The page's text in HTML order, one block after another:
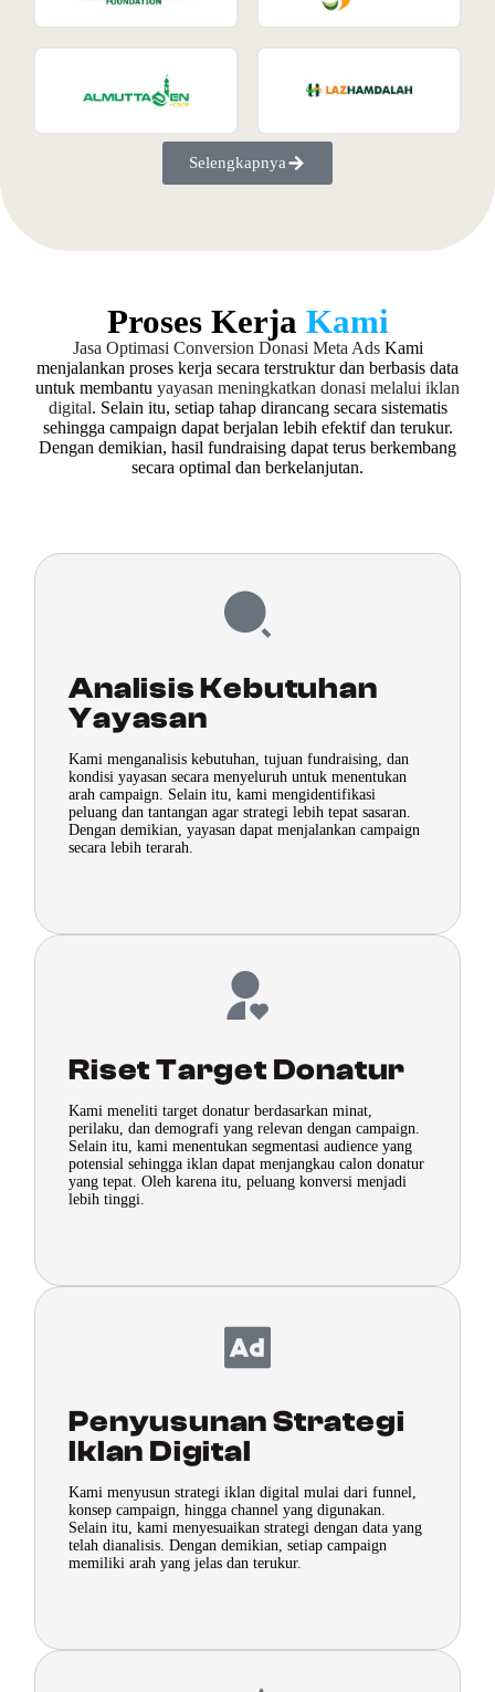
Selengkapnya
Proses Kerja Kami
Jasa Optimasi Conversion Donasi Meta AdsKami
menjalankan proses kerja secara terstruktur dan berbasis data
untuk membantu yayasan meningkatkan donasi melalui iklan
digital. Selain itu, setiap tahap dirancang secara sistematis
sehingga campaign dapat berjalan lebih efektif dan terukur.
Dengan demikian, hasil fundraising dapat terus berkembang
secara optimal dan berkelanjutan.
Analisis Kebutuhan
Yayasan
Kami menganalisis kebutuhan, tujuan fundraising, dan
kondisi yayasan secara menyeluruh untuk menentukan
arah campaign. Selain itu, kami mengidentifikasi
peluang dan tantangan agar strategi lebih tepat sasaran.
Dengan demikian, yayasan dapat menjalankan campaign
secara lebih terarah.
Riset Target Donatur
Kami meneliti target donatur berdasarkan minat,
perilaku, dan demografi yang relevan dengan campaign.
Selain itu, kami menentukan segmentasi audience yang
potensial sehingga iklan dapat menjangkau calon donatur
yang tepat. Oleh karena itu, peluang konversi menjadi
lebih tinggi.
Penyusunan Strategi
Iklan Digital
Kami menyusun strategi iklan digital mulai dari funnel,
konsep campaign, hingga channel yang digunakan.
Selain itu, kami menyesuaikan strategi dengan data yang
telah dianalisis. Dengan demikian, setiap campaign
memiliki arah yang jelas dan terukur.